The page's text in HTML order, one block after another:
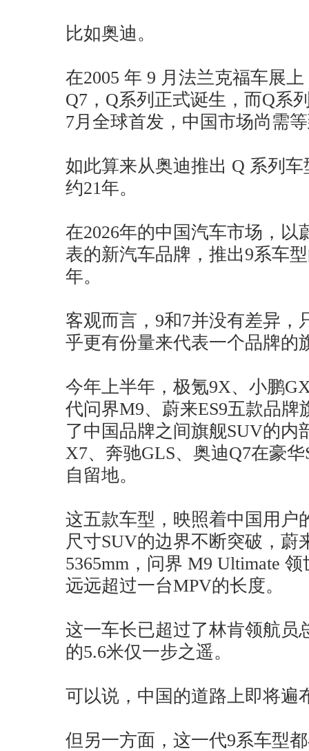
比如奥迪。
在2005 年 9 月法兰克福车展
Q7，Q系列正式诞生，而Q系
7月全球首发，中国市场尚需
如此算来从奥迪推出 Q 系列
约21年。
在2026年的中国汽车市场，以
表的新汽车品牌，推出9系车
年。
客观而言，9和7并没有差异，
乎更有份量来代表一个品牌的
今年上半年，极氪9X、小鹏
代问界M9、蔚来ES9五款品
了中国品牌之间旗舰SUV的内
X7、奔驰GLS、奥迪Q7在豪
自留地。
这五款车型，映照着中国用户
尺寸SUV的边界不断突破，蔚
5365mm，问界 M9 Ultimate
远远超过一台MPV的长度。
这一车长已超过了林肯领航员
的5.6米仅一步之遥。
可以说，中国的道路上即将遍
但另一方面，这一代9系车型